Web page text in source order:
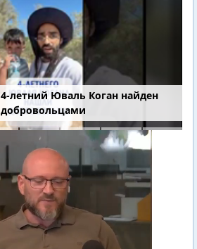
4-летний Юваль Коган найден
добровольцами